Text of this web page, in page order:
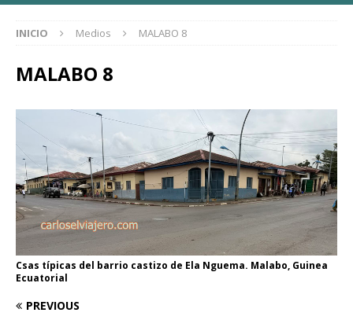
INICIO Medios MALABO 8
MALABO 8
Csas típicas del barrio castizo de Ela Nguema. Malabo, Guinea
Ecuatorial
PREVIOUS